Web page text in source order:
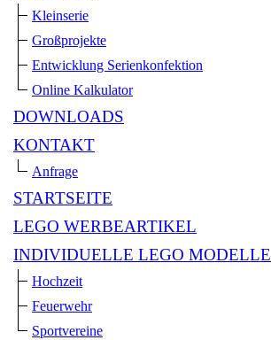
Kleinserie
Großprojekte
Entwicklung Serienkonfektion
Online Kalkulator
DOWNLOADS
KONTAKT
Anfrage
STARTSEITE
LEGO WERBEARTIKEL
INDIVIDUELLE LEGO MODELLE
Hochzeit
Feuerwehr
Sportvereine